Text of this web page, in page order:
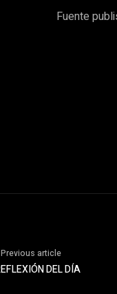
Fuente
Previous article
DEL DÍA